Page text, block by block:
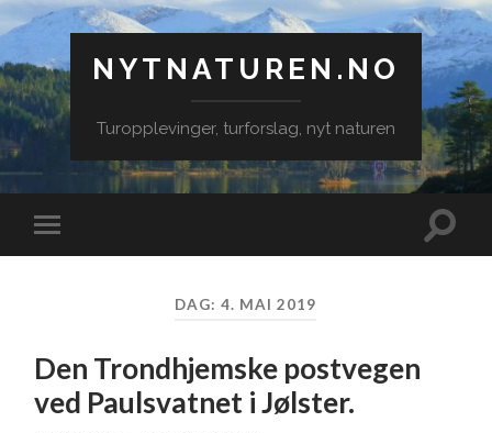
NYTNATUREN.NO
Turopplevinger, turforslag, nyt naturen
Veksle
mobilmeny
Veksle
DAG:4. MAI 2019
Den Trondhjemske postvegen
ved Paulsvatnet i Jølster.